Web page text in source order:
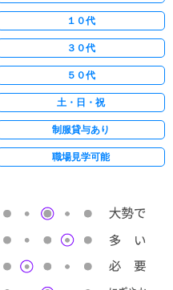
１０代
３０代
５０代
土・日・祝
制服貸与あり
職場見学可能